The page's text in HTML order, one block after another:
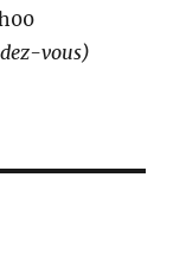
vous)